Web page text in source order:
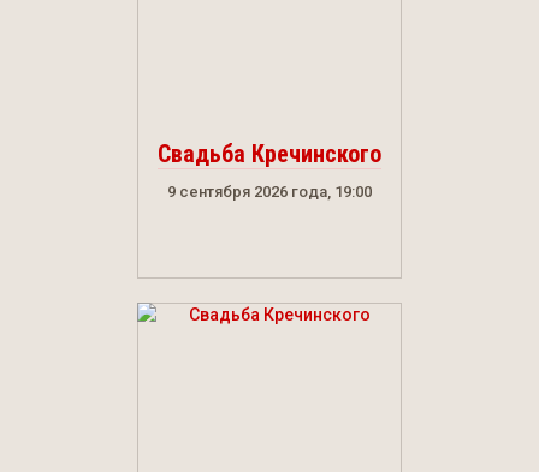
Свадьба Кречинского
9 сентября 2026 года, 19:00